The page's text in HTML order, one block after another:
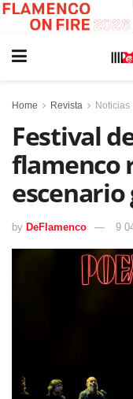
Home Revista Noticias
Festival
flamenco
escenario
by DeFlamenco 9